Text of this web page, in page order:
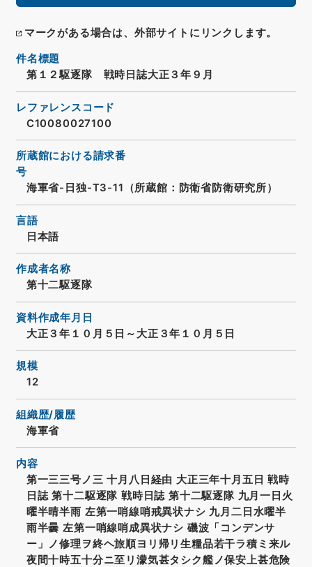
マークがある場合は、外部サイトにリンクします。
件名標題
第１２駆逐隊 戦時日誌大正３年９月
レファレンスコード
C10080027100
所蔵館における請求番
号
海軍省-日独-T3-11（所蔵館：防衛省防衛研究所）
言語
日本語
作成者名称
第十二駆逐隊
資料作成年月日
大正３年１０月５日～大正３年１０月５日
規模
12
組織歴/履歴
海軍省
内容
第一三三号ノ三 十月八日経由 大正三年十月五日 戦時
日誌 第十二駆逐隊 戦時日誌 第十二駆逐隊 九月一日火
曜半晴半雨 左第一哨線哨戒異状ナシ 九月二日水曜半
雨半曇 左第一哨線哨成異状ナシ 磯波「コンデンサ
ー」ノ修理ヲ終ヘ旅順ヨリ帰リ生糧品若干ラ積ミ来ル
夜間十時五十分ニ至リ濛気甚タシク艦ノ保安上甚危険